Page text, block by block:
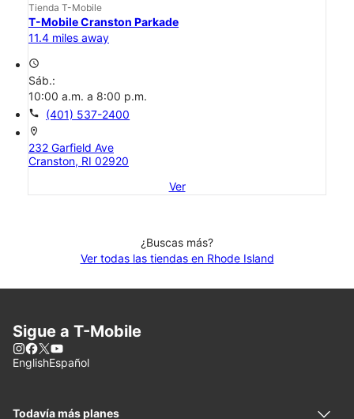
Tienda T-Mobile
T-Mobile Cranston Parkade
11.4 miles away
access_time
Sáb.:
10:00 a.m. a 8:00 p.m.
call (401) 537-2400
location_on
232 Garfield Ave
Cranston, RI 02920
Ver
¿Buscas más?
Ver todas las tiendas en Rhode Island